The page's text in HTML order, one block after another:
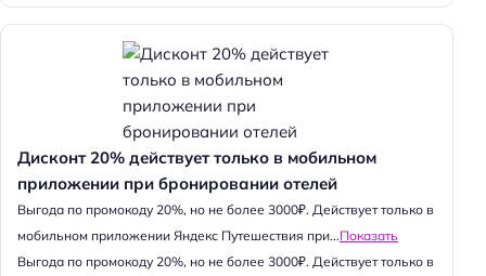
Дисконт 20% действует только в мобильном
приложении при бронировании отелей
Выгода по промокоду 20%, но не более 3000₽. Действует только в
мобильном приложении Яндекс Путешествия при...Показать
Выгода по промокоду 20%, но не более 3000₽. Действует только в